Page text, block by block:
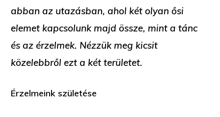
abban az utazásban, ahol két olyan ősi
elemet kapcsolunk majd össze, mint a tánc
és az érzelmek. Nézzük meg kicsit
közelebbről ezt a két területet.
Érzelmeink születése